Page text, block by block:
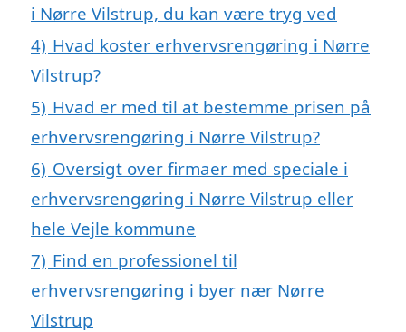
i Nørre Vilstrup, du kan være tryg ved
4) Hvad koster erhvervsrengøring i Nørre
Vilstrup?
5) Hvad er med til at bestemme prisen på
erhvervsrengøring i Nørre Vilstrup?
6) Oversigt over firmaer med speciale i
erhvervsrengøring i Nørre Vilstrup eller
hele Vejle kommune
7) Find en professionel til
erhvervsrengøring i byer nær Nørre
Vilstrup